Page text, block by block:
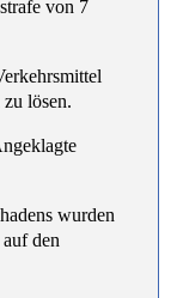
von 7
lösen.
wurden
den